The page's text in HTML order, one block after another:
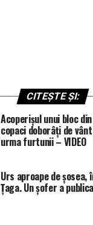
CITEȘTE ȘI:
Acoperișul unui bloc
copaci doborâți de
urma furtunii – VIDEO
Urs aproape de
Țaga. Un șofer a